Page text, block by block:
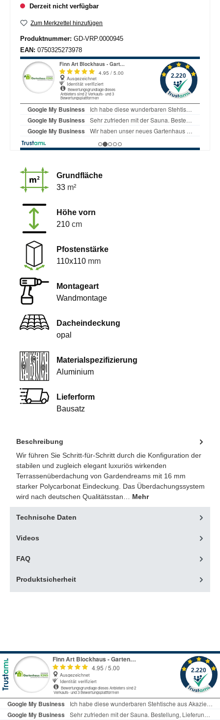
Derzeit nicht verfügbar
Zum Merkzettel hinzufügen
Produktnummer: GD-VRP.0000945
EAN: 0750325273978
Grundfläche
33 m²
Höhe vorn
210 cm
Pfostenstärke
110x110 mm
Montageart
Wandmontage
Dacheindeckung
opal
Materialspezifizierung
Aluminium
Lieferform
Bausatz
Beschreibung
Wir führen Sie Schritt-für-Schritt durch die Konfiguration der
stabilen und zugleich elegant luxuriös wirkenden
Terrassenüberdachung von Gardendreams mit 16 mm
starker Polycarbonat Eindeckung. Das Überdachungssystem
wird nach deutschen Qualitätsstan… Mehr
Technische Daten
Videos
FAQ
Produktsicherheit